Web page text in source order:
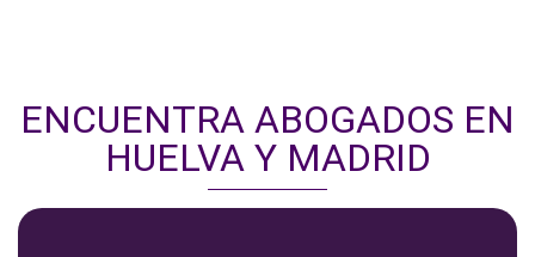
ENCUENTRA ABOGADOS EN
HUELVA Y MADRID